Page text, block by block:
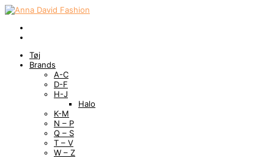
Tøj
Brands
A-C
D-F
H-J
Halo
K-M
N – P
Q – S
T – V
W – Z